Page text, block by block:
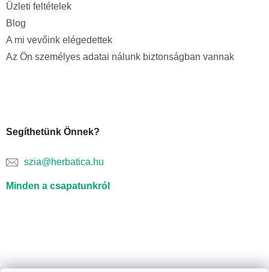
Üzleti feltételek
Blog
A mi vevőink elégedettek
Az Ön személyes adatai nálunk biztonságban vannak
Segíthetünk Önnek?
szia@herbatica.hu
Minden a csapatunkról